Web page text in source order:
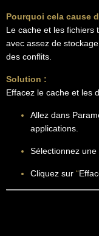
Pourquoi cela cause
Le cache et les fichiers
avec assez de
des conflits.
Solution :
Effacez le cache et les
Allez dans
applications.
Sélectionnez une
Cliquez sur “